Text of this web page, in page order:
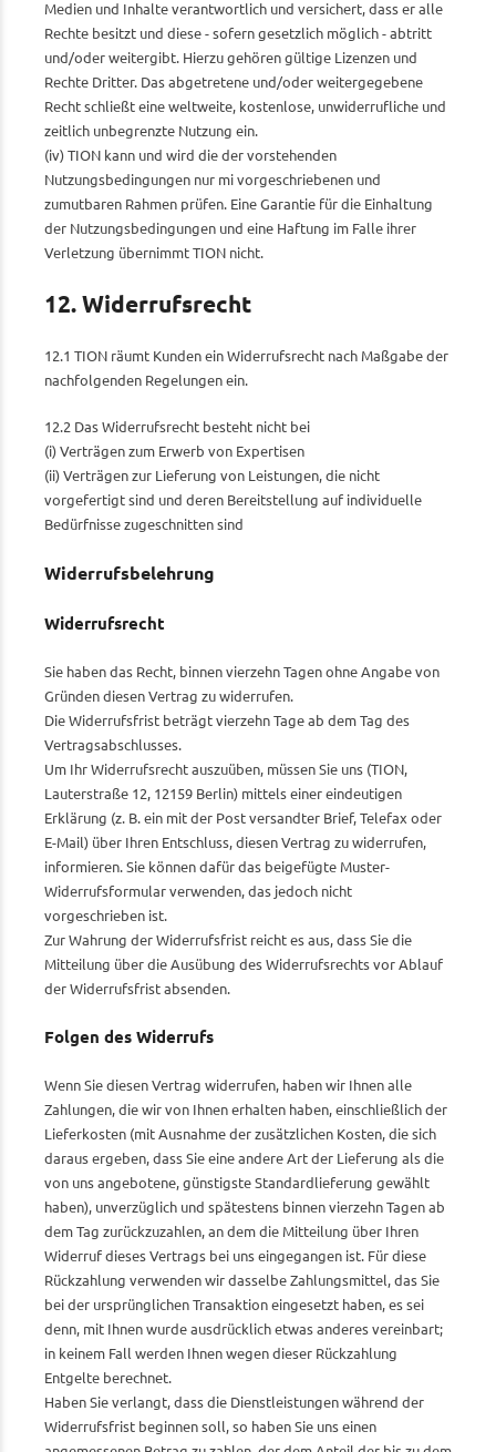
Medien und Inhalte verantwortlich und versichert, dass er alle
Rechte besitzt und diese - sofern gesetzlich möglich - abtritt
und/oder weitergibt. Hierzu gehören gültige Lizenzen und
Rechte Dritter. Das abgetretene und/oder weitergegebene
Recht schließt eine weltweite, kostenlose, unwiderrufliche und
zeitlich unbegrenzte Nutzung ein.
(iv) TION kann und wird die der vorstehenden
Nutzungsbedingungen nur mi vorgeschriebenen und
zumutbaren Rahmen prüfen. Eine Garantie für die Einhaltung
der Nutzungsbedingungen und eine Haftung im Falle ihrer
Verletzung übernimmt TION nicht.
12. Widerrufsrecht
12.1 TION räumt Kunden ein Widerrufsrecht nach Maßgabe der
nachfolgenden Regelungen ein.
12.2 Das Widerrufsrecht besteht nicht bei
(i) Verträgen zum Erwerb von Expertisen
(ii) Verträgen zur Lieferung von Leistungen, die nicht
vorgefertigt sind und deren Bereitstellung auf individuelle
Bedürfnisse zugeschnitten sind
Widerrufsbelehrung
Widerrufsrecht
Sie haben das Recht, binnen vierzehn Tagen ohne Angabe von
Gründen diesen Vertrag zu widerrufen.
Die Widerrufsfrist beträgt vierzehn Tage ab dem Tag des
Vertragsabschlusses.
Um Ihr Widerrufsrecht auszuüben, müssen Sie uns (TION,
Lauterstraße 12, 12159 Berlin) mittels einer eindeutigen
Erklärung (z. B. ein mit der Post versandter Brief, Telefax oder
E-Mail) über Ihren Entschluss, diesen Vertrag zu widerrufen,
informieren. Sie können dafür das beigefügte Muster-
Widerrufsformular verwenden, das jedoch nicht
vorgeschrieben ist.
Zur Wahrung der Widerrufsfrist reicht es aus, dass Sie die
Mitteilung über die Ausübung des Widerrufsrechts vor Ablauf
der Widerrufsfrist absenden.
Folgen des Widerrufs
Wenn Sie diesen Vertrag widerrufen, haben wir Ihnen alle
Zahlungen, die wir von Ihnen erhalten haben, einschließlich der
Lieferkosten (mit Ausnahme der zusätzlichen Kosten, die sich
daraus ergeben, dass Sie eine andere Art der Lieferung als die
von uns angebotene, günstigste Standardlieferung gewählt
haben), unverzüglich und spätestens binnen vierzehn Tagen ab
dem Tag zurückzuzahlen, an dem die Mitteilung über Ihren
Widerruf dieses Vertrags bei uns eingegangen ist. Für diese
Rückzahlung verwenden wir dasselbe Zahlungsmittel, das Sie
bei der ursprünglichen Transaktion eingesetzt haben, es sei
denn, mit Ihnen wurde ausdrücklich etwas anderes vereinbart;
in keinem Fall werden Ihnen wegen dieser Rückzahlung
Entgelte berechnet.
Haben Sie verlangt, dass die Dienstleistungen während der
Widerrufsfrist beginnen soll, so haben Sie uns einen